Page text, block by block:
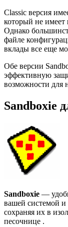
Classic версия
который не
Однако
файле
вклады все еще
Обе версии
эффективную
возможности для
Sandboxie
Sandboxie —
вашей системой и
сохраняя их в
песочнице .